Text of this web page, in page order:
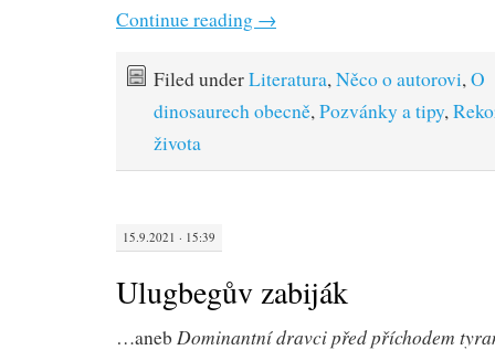
Continue reading →
Filed underLiteratura,Něco o autorovi,O
dinosaurech obecně,Pozvánky a tipy,
života
15.9.2021 · 15:39
Ulugbegův zabiják
…aneb Dominantní dravci před příchodem